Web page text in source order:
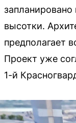
высотки.
предполагает
Проект уже
1-й